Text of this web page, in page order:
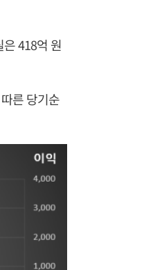
418억 원
른 당기순